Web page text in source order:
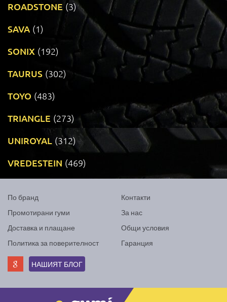
ROADSTONE (3)
SAVA (1)
SONIX (192)
TAURUS (302)
TOYO (483)
TRIANGLE (273)
UNIROYAL (312)
VREDESTEIN (469)
По бранд
Промотирани гуми
Доставка и плащане
Политика за поверителност
Контакти
За нас
Общи условия
Гаранция
НАШИЯТ БЛОГ